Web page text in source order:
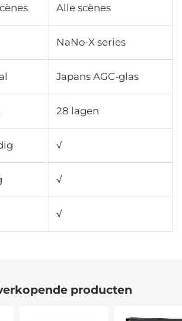
Alle scènes
NaNo-X series
Japans AGC-glas
28 lagen
√
√
√
producten